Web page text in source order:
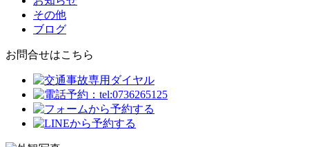
その他
ブログ
お問合せはこちら